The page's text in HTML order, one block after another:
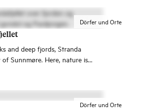
das bekannte Fischerdorf
der Erlebnisse, die dich
mit ihrem wunderschönen
Dörfer und Orte
and deep fjords, Stranda
Sunnmøre. Here, nature is
Dörfer und Orte